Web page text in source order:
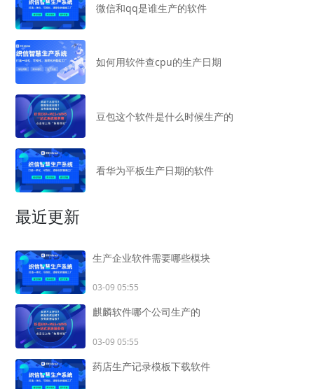
微信和qq是谁生产的软件
如何用软件查cpu的生产日期
豆包这个软件是什么时候生产的
看华为平板生产日期的软件
最近更新
生产企业软件需要哪些模块
03-09 05:55
麒麟软件哪个公司生产的
03-09 05:55
药店生产记录模板下载软件